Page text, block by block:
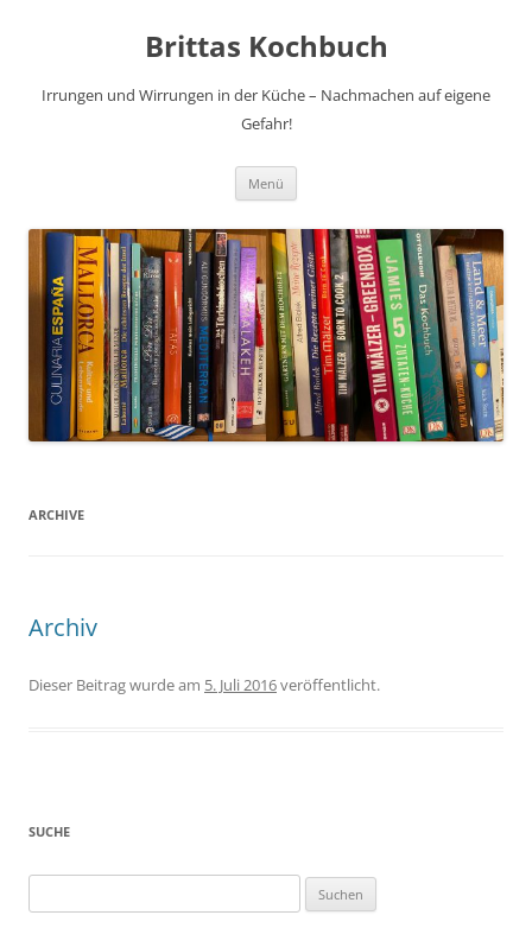
Brittas Kochbuch
Irrungen und Wirrungen in der Küche – Nachmachen auf eigene
Gefahr!
Menü
ARCHIVE
Archiv
Dieser Beitrag wurdeam 5. Juli 2016veröffentlicht.
SUCHE
nach: